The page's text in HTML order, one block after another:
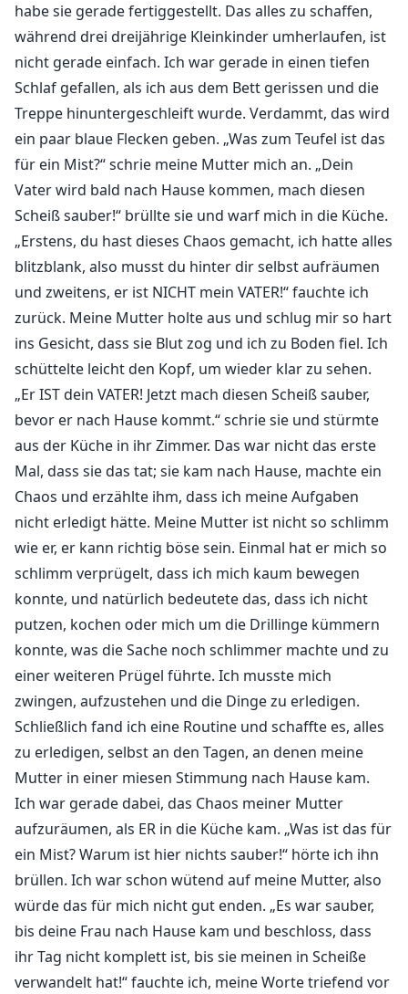
habe sie gerade fertiggestellt. Das alles zu schaffen,
während drei dreijährige Kleinkinder umherlaufen, ist
nicht gerade einfach. Ich war gerade in einen tiefen
Schlaf gefallen, als ich aus dem Bett gerissen und die
Treppe hinuntergeschleift wurde. Verdammt, das wird
ein paar blaue Flecken geben. „Was zum Teufel ist das
für ein Mist?“ schrie meine Mutter mich an. „Dein
Vater wird bald nach Hause kommen, mach diesen
Scheiß sauber!“ brüllte sie und warf mich in die Küche.
„Erstens, du hast dieses Chaos gemacht, ich hatte alles
blitzblank, also musst du hinter dir selbst aufräumen
und zweitens, er ist NICHT mein VATER!“ fauchte ich
zurück. Meine Mutter holte aus und schlug mir so hart
ins Gesicht, dass sie Blut zog und ich zu Boden fiel. Ich
schüttelte leicht den Kopf, um wieder klar zu sehen.
„Er IST dein VATER! Jetzt mach diesen Scheiß sauber,
bevor er nach Hause kommt.“ schrie sie und stürmte
aus der Küche in ihr Zimmer. Das war nicht das erste
Mal, dass sie das tat; sie kam nach Hause, machte ein
Chaos und erzählte ihm, dass ich meine Aufgaben
nicht erledigt hätte. Meine Mutter ist nicht so schlimm
wie er, er kann richtig böse sein. Einmal hat er mich so
schlimm verprügelt, dass ich mich kaum bewegen
konnte, und natürlich bedeutete das, dass ich nicht
putzen, kochen oder mich um die Drillinge kümmern
konnte, was die Sache noch schlimmer machte und zu
einer weiteren Prügel führte. Ich musste mich
zwingen, aufzustehen und die Dinge zu erledigen.
Schließlich fand ich eine Routine und schaffte es, alles
zu erledigen, selbst an den Tagen, an denen meine
Mutter in einer miesen Stimmung nach Hause kam.
Ich war gerade dabei, das Chaos meiner Mutter
aufzuräumen, als ER in die Küche kam. „Was ist das für
ein Mist? Warum ist hier nichts sauber!“ hörte ich ihn
brüllen. Ich war schon wütend auf meine Mutter, also
würde das für mich nicht gut enden. „Es war sauber,
bis deine Frau nach Hause kam und beschloss, dass
ihr Tag nicht komplett ist, bis sie meinen in Scheiße
verwandelt hat!“ fauchte ich, meine Worte triefend vor